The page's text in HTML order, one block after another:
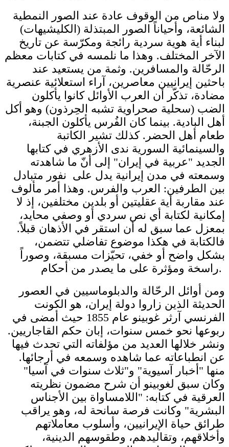
ولا مناص من الوقوف عادة عند الصور النمطية
الشائعة، وأحياناً الصور المبتذلة (الكليشيهات)
لبناء أية هوية سردية رائجة ومكرّسة عن تاريخ
الآخر المختلف. وهذا ما نلمسه في كتابات معظم
الرحّالة والمسافرين. وثمة من يستعيد عند
باحثين إيرانيين معاصرين، آراء استعلائية عنصرية
مضادة، تذكّر أن العرب الأوائل كانوا يأكلون
الضب (سحلية صحراوية تشبه الحِرذون) وهو أكل
أهل البادية. بينما كان الفُرس يأكلون الجبنة،
طعام أهل الحضر. كذلك تشير الكاتبة
والسينمائية السورية ندى الأزهري في كتابها
الجديد "عربية في إيران" إلى أنّ ما شاهدته
وسمعته في مدن إيرانية يدل على نفور متبادل
بين الطرفين: العرب والفرس. وهذا أمر مألوف
عند مقاربة أية عقليتين أو بلدين مختلفين، إذ لا
إمكانية لكتابة أي نص سردي أو وصفي محايد،
بمعزل عما سبق له أن استقر في الأذهان قبلاً.
فالكتابة في هكذا موضوع تفاضلي تتضمن،
بشكل واضح أو خفي، تحيّزات مسبقة، وصوراً
راسخة ومؤثرة على ما يصدر من أحكام.
ومن أوائل الرحّالة والدبلوماسيين في العصور
الحديثة الذين زاروا دولة إيران، هو الكونت
الفرنسي آرثر غوبينو عام 1855 حيث أمضى في
ربوعها نحو خمس سنوات، إبان حكم القاجاريين.
ونشر خلالها العديد من مؤلفاته التي تحدث فيها
عن انطباعاته عما شاهده وسمعه في أرجائها.
منها "أخبار آسيوية" و"ثلاث سنوات في آسيا"
وكان سبق لغوبينو أن شرح مضمون نظريته
العرقية في كتابه: "اللامساواة بين الأجناس
البشرية" وكانت فرصة سانحة له، وهو يراقب
طرائق حياة الإيرانيين، وأسلوب معاملاتهم
وأخلاقهم، وتقاليدهم، وطقوسهم الدينية،